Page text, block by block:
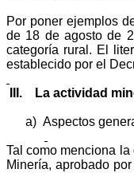
Por poner ejemplos
de 18 de agosto de
categoría rural. El
establecido por el
III. La actividad
a) Aspectos
Tal como menciona
Minería, aprobado